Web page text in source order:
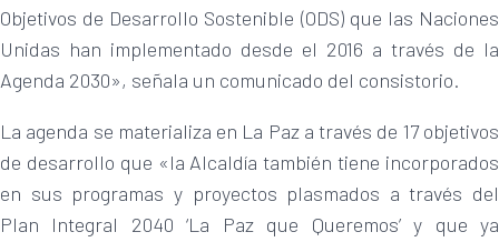
Objetivos de Desarrollo Sostenible (ODS) que las Naciones
Unidas han implementado desde el 2016 a través de la
Agenda 2030», señala un comunicado del consistorio.
La agenda se materializa en La Paz a través de 17 objetivos
de desarrollo que «la Alcaldía también tiene incorporados
en sus programas y proyectos plasmados a través del
Plan Integral 2040 ‘La Paz que Queremos’ y que ya